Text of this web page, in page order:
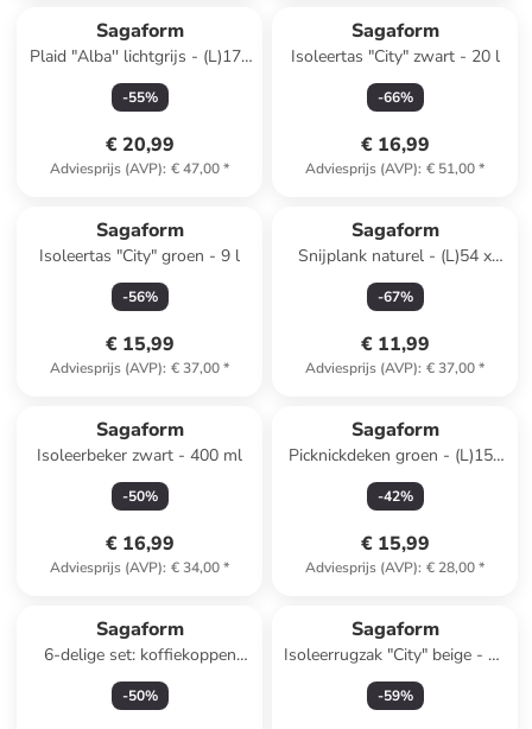
Sagaform
Plaid "Alba'' lichtgrijs - (L)170
x (B)130 cm
-55%
€ 20,99
Adviesprijs (AVP): € 47,00*
Sagaform
Isoleertas "City" zwart - 20 l
-66%
€ 16,99
Adviesprijs (AVP): € 51,00*
Sagaform
Isoleertas "City" groen - 9 l
-56%
€ 15,99
Adviesprijs (AVP): € 37,00*
Sagaform
Snijplank naturel - (L)54 x
(B)20 cm
-67%
€ 11,99
Adviesprijs (AVP): € 37,00*
Sagaform
Isoleerbeker zwart - 400 ml
-50%
€ 16,99
Adviesprijs (AVP): € 34,00*
Sagaform
Picknickdeken groen - (L)150
x (B)50 cm
-42%
€ 15,99
Adviesprijs (AVP): € 28,00*
Sagaform
6-delige set: koffiekoppen
"Coffee & More'' crème - 250
ml
-50%
Sagaform
Isoleerrugzak "City" beige - 21
l
-59%